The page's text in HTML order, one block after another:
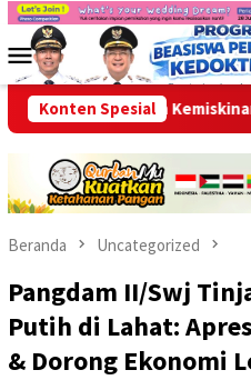
Loncat
kontenMenu
Mobile
Konten Spesial
Kemiskinan Lewat
Beranda Uncategorized
Pangdam II/Swj
Putih di Lahat:
& Dorong Ekonomi